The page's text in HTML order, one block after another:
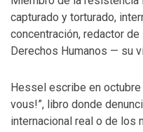
capturado y torturado,
concentración, redactor
Derechos Humanos — su
Hessel escribe en
vous!”, libro donde
internacional real o de los